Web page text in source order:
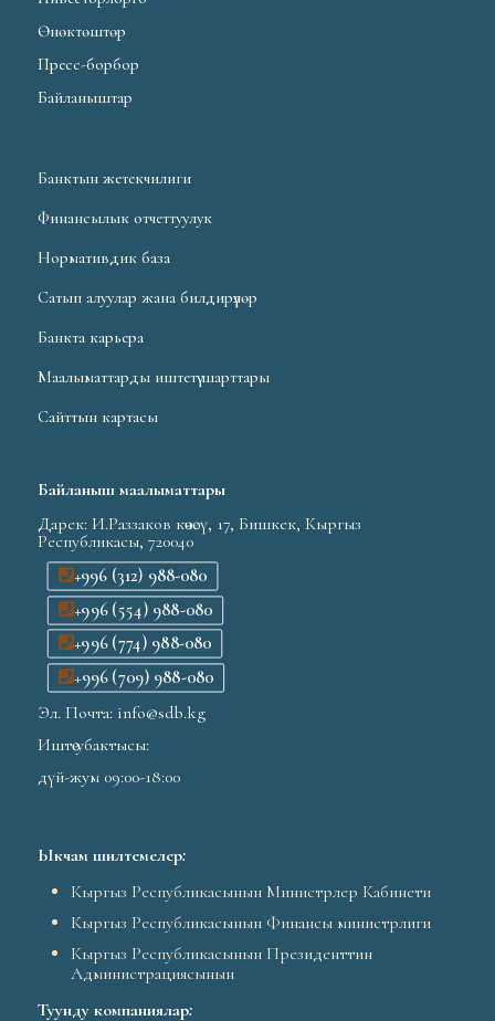
Өнөктөштөр
Пресс-борбор
Байланыштар
Банктын жетекчилиги
Финансылык отчеттуулук
Нормативдик база
Сатып алуулар жана билдирүүлөр
Банкта карьера
Маалыматтарды иштетүү шарттары
Сайттын картасы
Байланыш маалыматтары
Дарек: И.Раззаков көчөсү, 17, Бишкек, Кыргыз
Республикасы, 720040
+996 (312) 988-080
+996 (554) 988-080
+996 (774) 988-080
+996 (709) 988-080
Эл. Почта: info@sdb.kg
Иштөө убактысы:
дүй-жум 09:00-18:00
Ыкчам шилтемелер:
Кыргыз Республикасынын Министрлер Кабинети
Кыргыз Республикасынын Финансы министрлиги
Кыргыз Республикасынын Президенттин
Администрациясынын
Туунду компаниялар: